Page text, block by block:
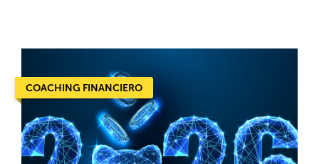
COACHING FINANCIERO